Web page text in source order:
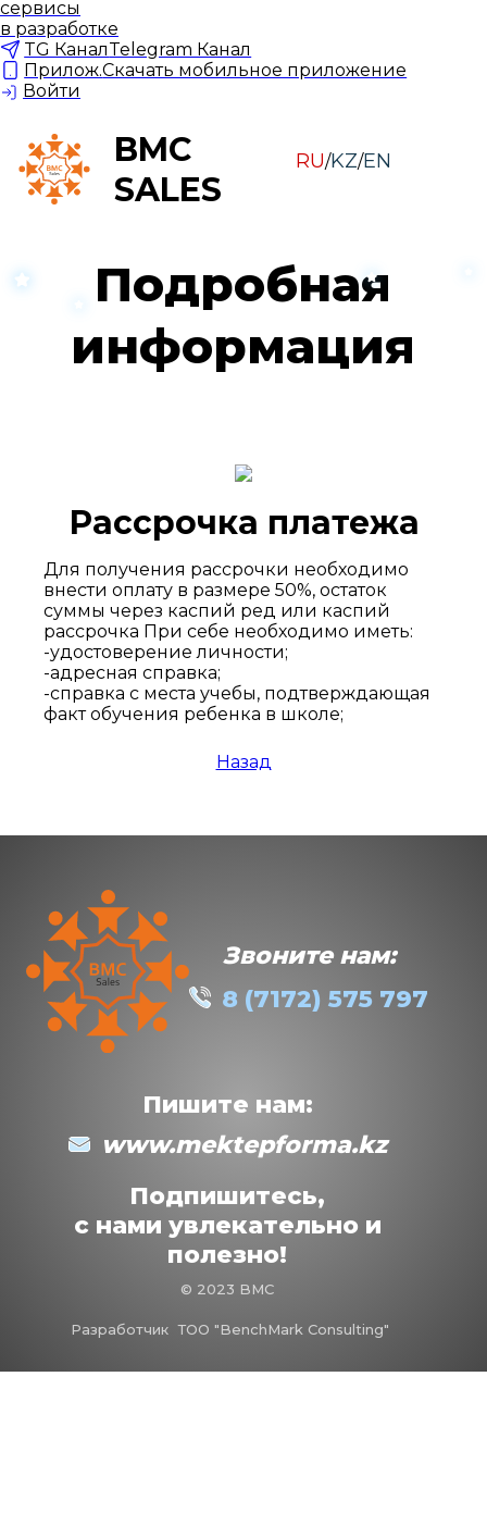
сервисы
в разработке
TG КаналTelegram Канал
Прилож.Скачать мобильное приложение
Войти
BMC
SALES
RU/KZ/EN
Подробная
информация
Рассрочка платежа
Для получения рассрочки необходимо
внести оплату в размере 50%, остаток
суммы через каспий ред или каспий
рассрочка При себе необходимо иметь:
-удостоверение личности;
-адресная справка;
-справка с места учебы, подтверждающая
факт обучения ребенка в школе;
Назад
Звоните нам:
8 (7172) 575 797
Пишите нам:
www.mektepforma.kz
Подпишитесь,
с нами увлекательно и
полезно!
© 2023 BMC
Разработчик ТОО "BenchMark Consulting"